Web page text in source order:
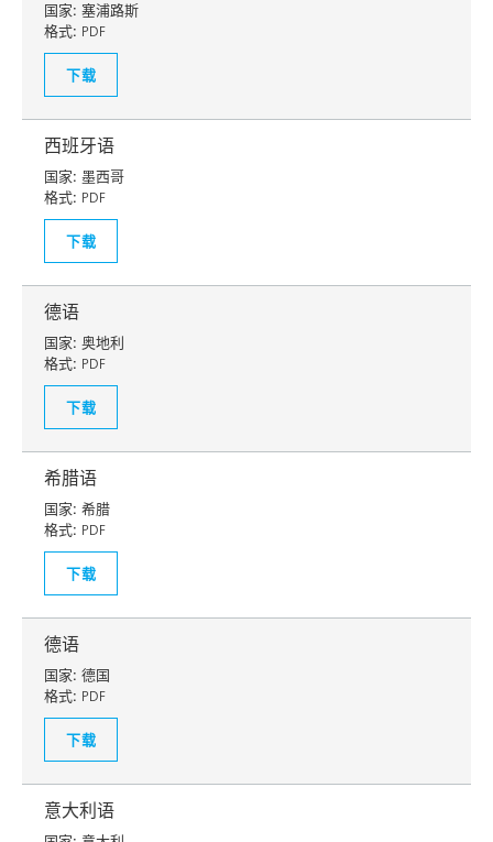
国家: 塞浦路斯
格式: PDF
下载
西班牙语
国家: 墨西哥
格式: PDF
下载
德语
国家: 奥地利
格式: PDF
下载
希腊语
国家: 希腊
格式: PDF
下载
德语
国家: 德国
格式: PDF
下载
意大利语